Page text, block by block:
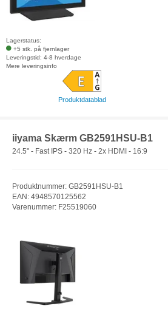
Lagerstatus:
+5 stk. på fjernlager
Leveringstid: 4-8 hverdage
Mere leveringsinfo
Produktdatablad
iiyama Skærm GB2591HSU-B1
24.5" - Fast IPS - 320 Hz - 2x HDMI - 16:9
Produktnummer: GB2591HSU-B1
EAN: 4948570125562
Varenummer: F25519060